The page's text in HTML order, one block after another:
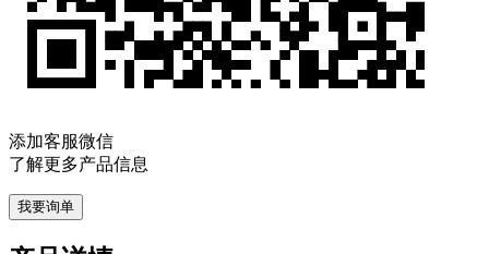
添加客服微信
了解更多产品信息
我要询单